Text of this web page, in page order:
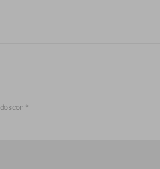
con *